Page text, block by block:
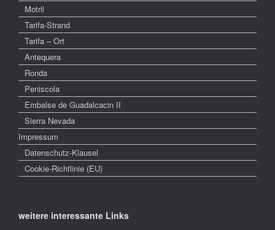
Motril
Tarifa-Strand
Tarifa – Ort
Antequera
Ronda
Peniscola
Embalse de Guadalcacin II
Sierra Nevada
Impressum
Datenschutz-Klausel
Cookie-Richtlinie (EU)
weitere interessante Links